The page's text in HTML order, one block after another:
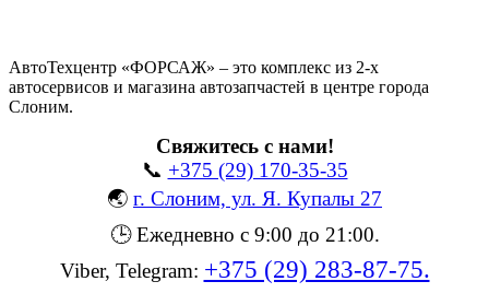
АвтоТехцентр «ФОРСАЖ» – это комплекс из 2-х
автосервисов и магазина автозапчастей в центре города
Слоним.
Свяжитесь с нами!
📞 +375 (29) 170-35-35
🌏 г. Слоним, ул. Я. Купалы 27
🕒 Ежедневно с 9:00 до 21:00.
Viber, Telegram: +375 (29) 283-87-75.